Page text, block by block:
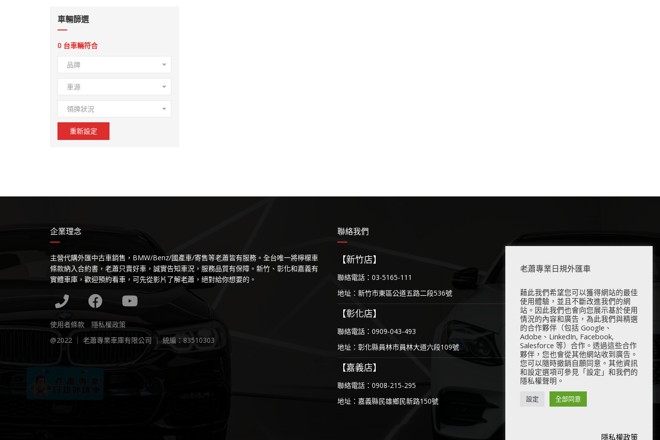
車輛篩選
0 台車輛符合
品牌
車源
領牌狀況
重新設定
企業理念
主營代購外匯中古車銷售，BMW/Benz/國產車/寄售等老蕭皆有服務。全台唯一將檸檬車
條款納入合約書，老蕭只賣好車，誠實告知車況，服務品質有保障。新竹、彰化和嘉義有
實體車庫，歡迎預約看車，可先從影片了解老蕭，絕對給你想要的。
使用者條款
隱私權政策
@2022 ｜ 老蕭專業車庫有限公司 ｜ 統編：83510303
聯絡我們
【新竹店】
聯絡電話：03-5165-111
地址：新竹市東區公道五路二段536號
【彰化店】
聯絡電話：0909-043-493
地址：彰化縣員林市員林大道六段109號
【嘉義店】
聯絡電話：0908-215-295
地址：嘉義縣民雄鄉民新路150號
老蕭專業日規外匯車
藉此我們希望您可以獲得網站的最佳
使用體驗，並且不斷改進我們的網
站。因此我們也會向您展示基於使用
情況的內容和廣告，為此我們與精選
的合作夥伴（包括 Google、
Adobe、LinkedIn, Facebook,
Salesforce 等）合作。透過這些合作
夥伴，您也會從其他網站收到廣告。
您可以隨時撤銷自願同意。其他資訊
和設定選項可參見「設定」和我們的
隱私權聲明。
設定 全部同意
隱私權政策